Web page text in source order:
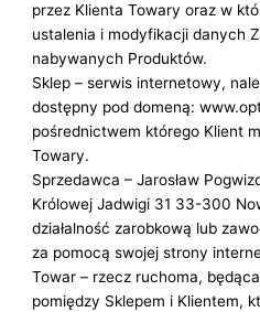
przez Klienta Towary oraz w
ustalenia i modyfikacji danych
nabywanych Produktów.
Sklep – serwis internetowy,
dostępny pod domeną:
pośrednictwem którego Klient
Towary.
Sprzedawca – Jarosław
Królowej Jadwigi 31 33-300
działalność zarobkową lub
za pomocą swojej strony
Towar – rzecz ruchoma,
pomiędzy Sklepem i Klientem,